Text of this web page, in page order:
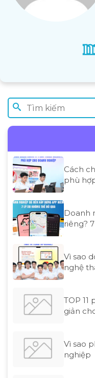
Cách
phù
Doanh
riêng?
Vì sao
nghệ
TOP
giản
Vì sao
nghiệp